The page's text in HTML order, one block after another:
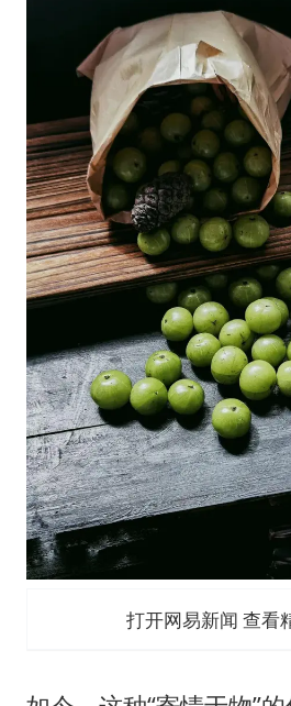
打开网易新闻 查看